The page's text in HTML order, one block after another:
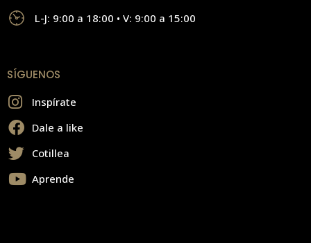
L-J: 9:00 a 18:00 • V: 9:00 a 15:00
SÍGUENOS
Inspírate
Dale a like
Cotillea
Aprende